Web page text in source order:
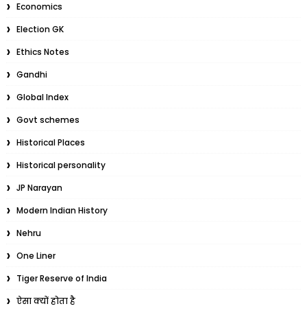
Economics
Election GK
Ethics Notes
Gandhi
Global Index
Govt schemes
Historical Places
Historical personality
JP Narayan
Modern Indian History
Nehru
One Liner
Tiger Reserve of India
ऐसा क्यों होता है